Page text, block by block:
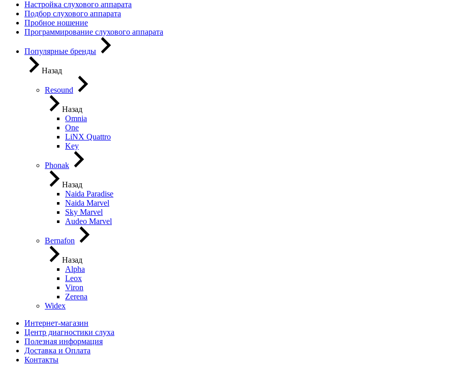
Настройка слухового аппарата
Подбор слухового аппарата
Пробное ношение
Программирование слухового аппарата
Популярные бренды
Назад
Resound
Назад
Omnia
One
LiNX Quattro
Key
Phonak
Назад
Naida Paradise
Naida Marvel
Sky Marvel
Audeo Marvel
Bernafon
Назад
Alpha
Leox
Viron
Zerena
Widex
Интернет-магазин
Центр диагностики слуха
Полезная информация
Доставка и Оплата
Контакты